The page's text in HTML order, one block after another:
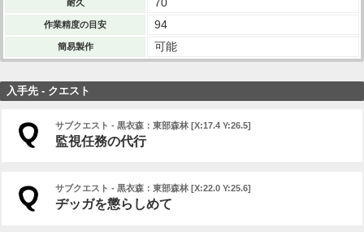
耐久 70
作業精度の目安 94
簡易製作 可能
入手先 - クエスト
サブクエスト - 黒衣森：東部森林 [X:17.4 Y:26.5]
監視任務の代行
サブクエスト - 黒衣森：東部森林 [X:22.0 Y:25.6]
ヂッガを懲らしめて